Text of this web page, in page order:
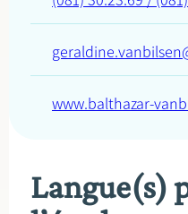
www.balthazar-
Langue(s)